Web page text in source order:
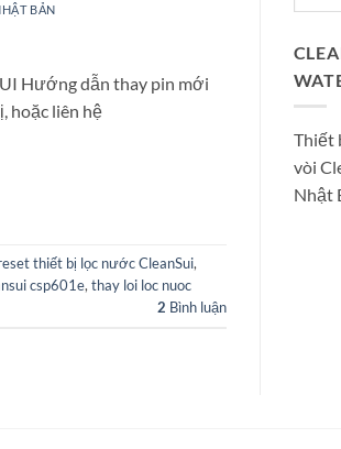
BẢN
Hướng dẫn thay pin mới
hoặc liên hệ
thiết bị lọc nước CleanSui,
csp601e, thay loi loc nuoc
2 Bình luận
Thiết
vòi
Nhật